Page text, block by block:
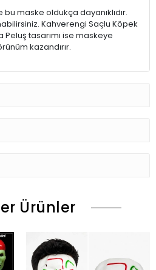
maske oldukça dayanıklıdır.
Kahverengi Saçlu Köpek
tasarımı ise maskeye
kazandırır.
Ürünler